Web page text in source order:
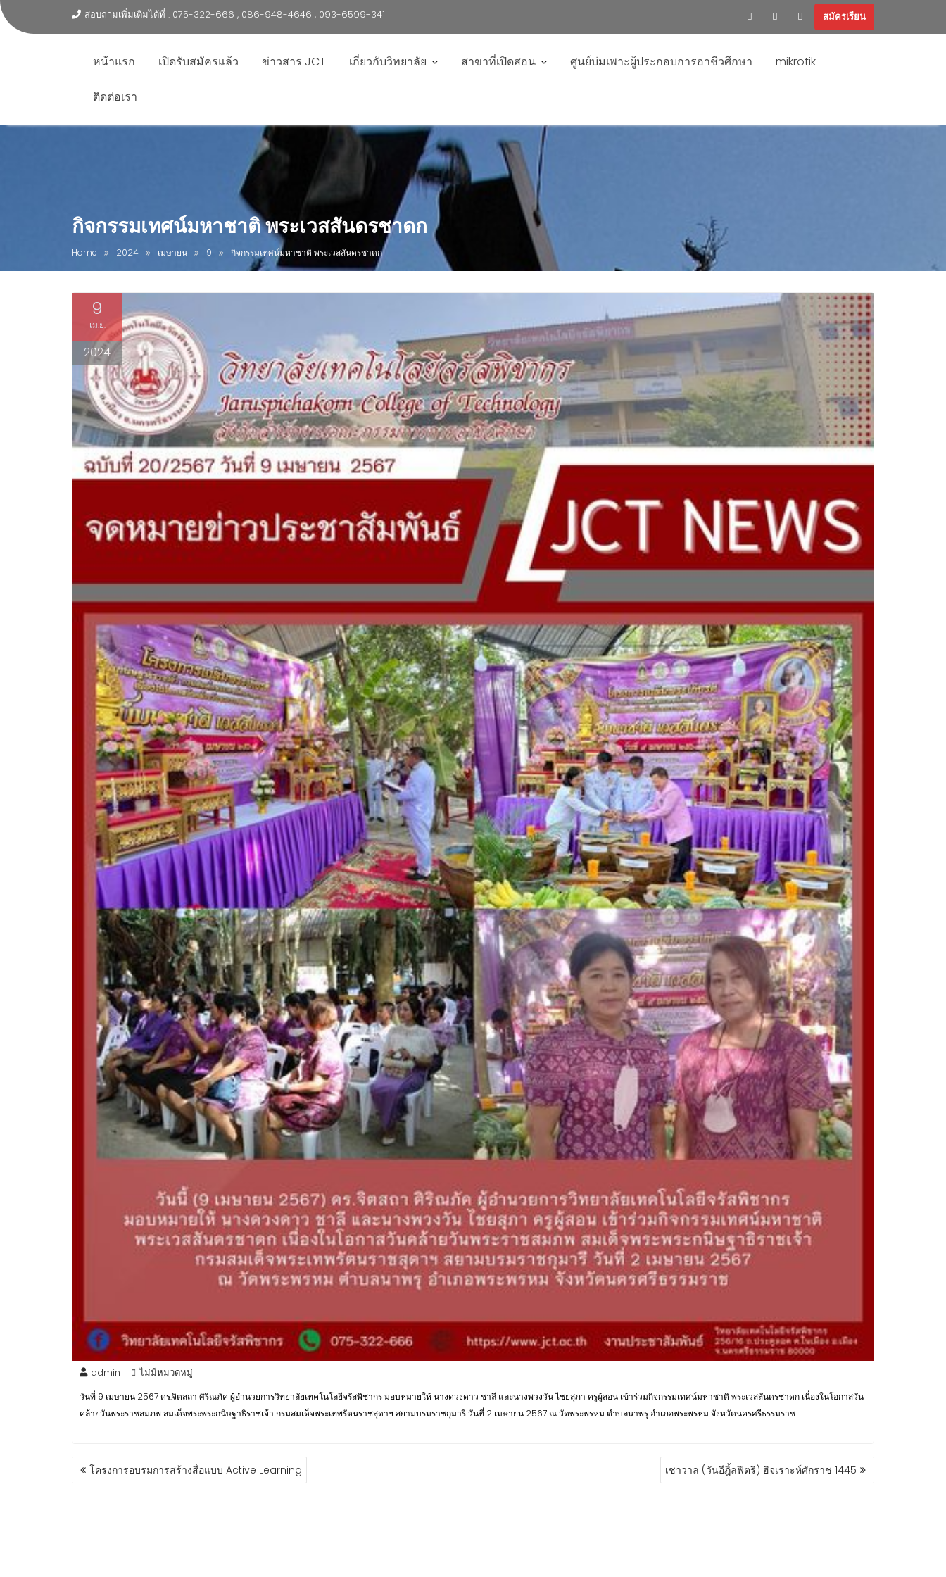
สอบถามเพิ่มเติมได้ที่ : 075-322-666 , 086-948-4646 , 093-6599-341 สมัครเรียน
หน้าแรก เปิดรับสมัครแล้ว ข่าวสาร JCT เกี่ยวกับวิทยาลัย สาขาที่เปิดสอน ศูนย์บ่มเพาะผู้ประกอบการอาชีวศึกษา mikrotik
ติดต่อเรา
กิจกรรมเทศน์มหาชาติ พระเวสสันดรชาดก
Home 2024 เมษายน 9 กิจกรรมเทศน์มหาชาติ พระเวสสันดรชาดก
9
เม.ย.
2024
admin ไม่มีหมวดหมู่
วันที่ 9 เมษายน 2567 ดร.จิตสถา ศิริณภัค ผู้อำนวยการวิทยาลัยเทคโนโลยีจรัสพิชากร มอบหมายให้ นางดวงดาว ชาลี และนางพวงวัน ไชยสุภา ครูผู้สอน เข้าร่วมกิจกรรมเทศน์มหาชาติ พระเวสสันดรชาดก เนื่องในโอกาสวัน
คล้ายวันพระราชสมภพ สมเด็จพระพระกนิษฐาธิราชเจ้า กรมสมเด็จพระเทพรัตนราชสุดาฯ สยามบรมราชกุมารี วันที่ 2 เมษายน 2567 ณ วัดพระพรหม ตำบลนาพรุ อำเภอพระพรหม จังหวัดนครศรีธรรมราช
โครงการอบรมการสร้างสื่อแบบ Active Learning เซาวาล (วันอีฎิ้ลฟิตริ) ฮิจเราะห์ศักราช 1445